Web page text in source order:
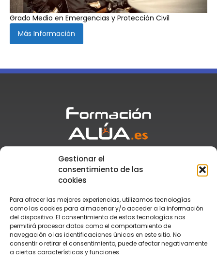
Gestionar el
consentimiento de las
cookies
Para ofrecer las mejores experiencias, utilizamos tecnologías
como las cookies para almacenar y/o acceder a la información
del dispositivo. El consentimiento de estas tecnologías nos
permitirá procesar datos como el comportamiento de
navegación o las identificaciones únicas en este sitio. No
consentir o retirar el consentimiento, puede afectar negativamente
a ciertas características y funciones.
Grado Medio en Emergencias y Protección Civil
Más Información
+34 955 110 776Atención al cliente
+34 673 917 881
Secretaría
TEGU
TSAF
TSEAS
Monitor de Tiempo Libre
Monitor de Rafting